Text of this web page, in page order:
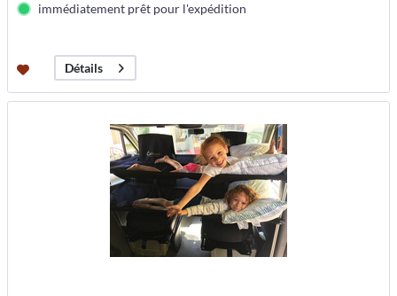
immédiatement prêt pour l'expédition
Détails